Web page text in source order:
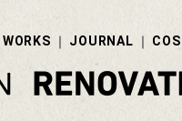
WORKS JOURNAL